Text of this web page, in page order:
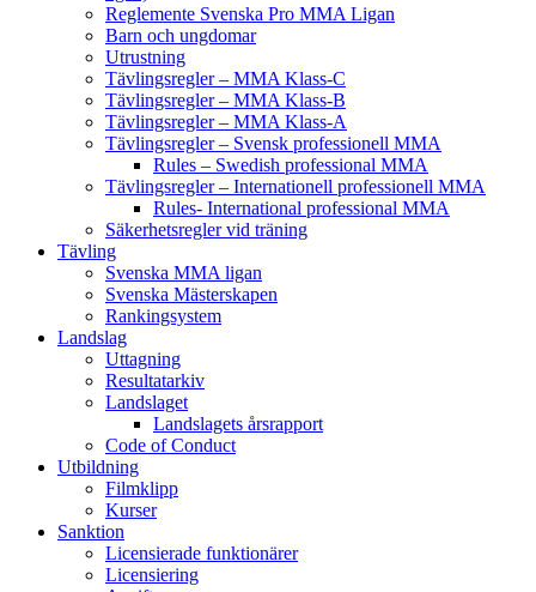
Reglemente Svenska Pro MMA Ligan
Barn och ungdomar
Utrustning
Tävlingsregler – MMA Klass-C
Tävlingsregler – MMA Klass-B
Tävlingsregler – MMA Klass-A
Tävlingsregler – Svensk professionell MMA
Rules – Swedish professional MMA
Tävlingsregler – Internationell professionell MMA
Rules- International professional MMA
Säkerhetsregler vid träning
Tävling
Svenska MMA ligan
Svenska Mästerskapen
Rankingsystem
Landslag
Uttagning
Resultatarkiv
Landslaget
Landslagets årsrapport
Code of Conduct
Utbildning
Filmklipp
Kurser
Sanktion
Licensierade funktionärer
Licensiering